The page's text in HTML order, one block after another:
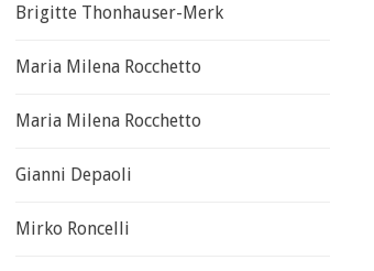
Brigitte Thonhauser-Merk
Maria Milena Rocchetto
Maria Milena Rocchetto
Gianni Depaoli
Mirko Roncelli